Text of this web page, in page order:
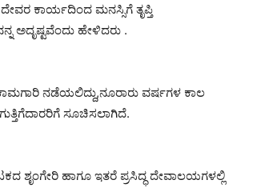
ಕಾರ್ಯದಿಂದ ಮನಸ್ಸಿಗೆ ತೃಪ್ತಿ
ಅದೃಷ್ಟವೆಂದು ಹೇಳಿದರು .
ನಡೆಯಲಿದ್ದು,ನೂರಾರು ವರ್ಷಗಳ ಕಾಲ
ಸೂಚಿಸಲಾಗಿದೆ.
ಶೃಂಗೇರಿ ಹಾಗೂ ಇತರೆ ಪ್ರಸಿದ್ಧ ದೇವಾಲಯಗಳಲ್ಲಿ